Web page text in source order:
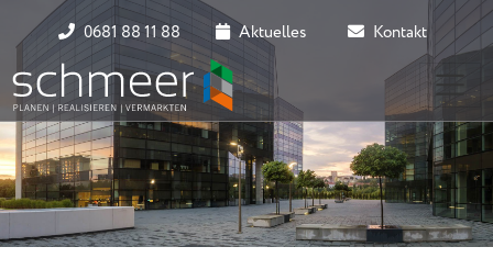
0681 88 11 88 Aktuelles Kontakt